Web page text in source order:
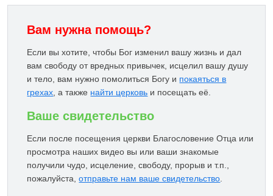
Вам нужна помощь?
Если вы хотите, чтобы Бог изменил вашу жизнь и дал
вам свободу от вредных привычек, исцелил вашу душу
и тело, вам нужно помолиться Богу и покаяться в
грехах, а также найти церковь и посещать её.
Ваше свидетельство
Если после посещения церкви Благословение Отца или
просмотра наших видео вы или ваши знакомые
получили чудо, исцеление, свободу, прорыв и т.п.,
пожалуйста,отправьте нам ваше свидетельство.